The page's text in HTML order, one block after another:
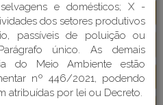
do Município Detalhes
Detalhes
da Fazenda Detalhes
e domésticos; X -
dos setores produtivos
passíveis de poluição ou
único. As demais
do Meio Ambiente estão
nº 446/2021, podendo
atribuídas por lei ou Decreto.